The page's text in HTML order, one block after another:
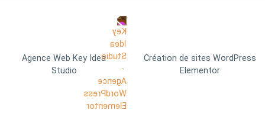
Agence Web Key Idea
Studio
Création de sites WordPress
Elementor